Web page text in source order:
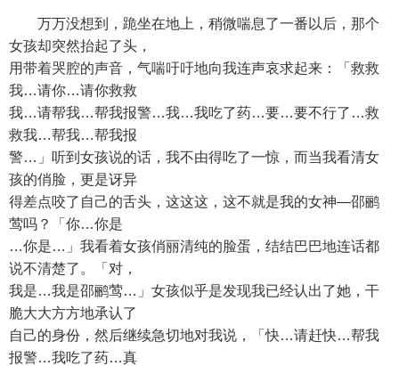
万万没想到，跪坐在地上，稍微喘息了一番以后，那个
女孩却突然抬起了头，
用带着哭腔的声音，气喘吁吁地向我连声哀求起来：「救救
我…请你…请你救救
我…请帮我…帮我报警…我…我吃了药…要…要不行了…救
救我…帮我…帮我报
警…」听到女孩说的话，我不由得吃了一惊，而当我看清女
孩的俏脸，更是讶异
得差点咬了自己的舌头，这这这，这不就是我的女神—邵鹂
莺吗？「你…你是
…你是…」我看着女孩俏丽清纯的脸蛋，结结巴巴地连话都
说不清楚了。「对，
我是…我是邵鹂莺…」女孩似乎是发现我已经认出了她，干
脆大大方方地承认了
自己的身份，然后继续急切地对我说，「快…请赶快…帮我
报警…我吃了药…真